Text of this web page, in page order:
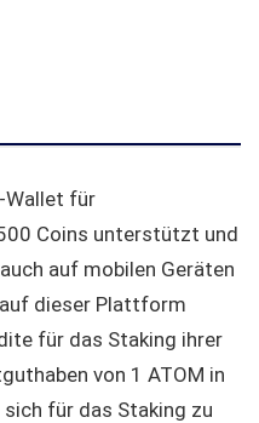
Wallet für
Coins unterstützt und
auf mobilen Geräten
dieser Plattform
für das Staking ihrer
von 1 ATOM in
für das Staking zu